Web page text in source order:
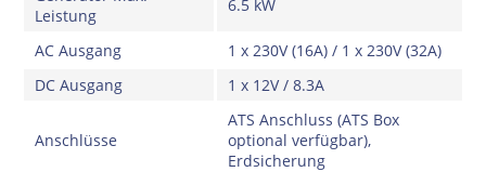
Leistung
6.5 kW
AC Ausgang
1 x 230V (16A) / 1 x 230V (32A)
DC Ausgang
1 x 12V / 8.3A
Anschlüsse
ATS Anschluss (ATS Box
optional verfügbar),
Erdsicherung